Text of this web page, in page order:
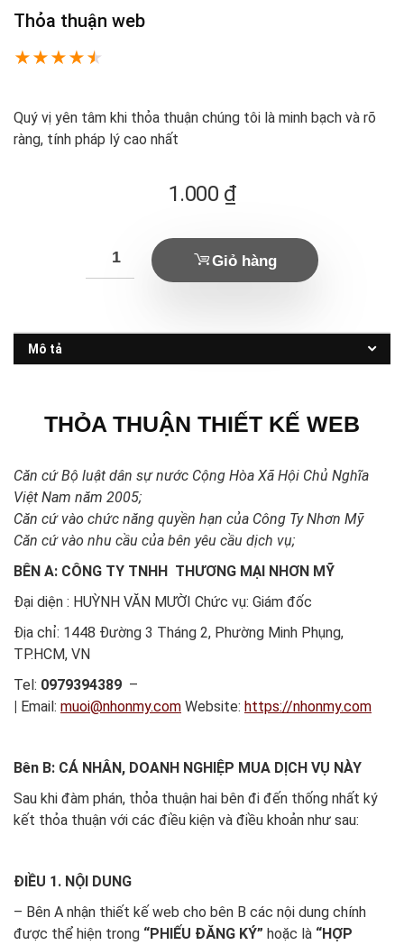
Thỏa thuận web
★★★★★
Quý vị yên tâm khi thỏa thuận chúng tôi là minh bạch và rõ
ràng, tính pháp lý cao nhất
1.000 ₫
Giỏ hàng
Mô tả
THỎA THUẬN THIẾT KẾ WEB
Căn cứ Bộ luật dân sự nước Cộng Hòa Xã Hội Chủ Nghĩa
Việt Nam năm 2005;
Căn cứ vào chức năng quyền hạn của Công Ty Nhơn Mỹ
Căn cứ vào nhu cầu của bên yêu cầu dịch vụ;
BÊN A: CÔNG TY TNHH THƯƠNG MẠI NHƠN MỸ
Đại diện : HUỲNH VĂN MƯỜI Chức vụ: Giám đốc
Địa chỉ: 1448 Đường 3 Tháng 2, Phường Minh Phụng,
TP.HCM, VN
Tel: 0979394389 –
| Email: muoi@nhonmy.com Website: https://nhonmy.com
Bên B: CÁ NHÂN, DOANH NGHIỆP MUA DỊCH VỤ NÀY
Sau khi đàm phán, thỏa thuận hai bên đi đến thống nhất ký
kết thỏa thuận với các điều kiện và điều khoản như sau:
ĐIỀU 1. NỘI DUNG
– Bên A nhận thiết kế web cho bên B các nội dung chính
được thể hiện trong “PHIẾU ĐĂNG KÝ” hoặc là “HỢP